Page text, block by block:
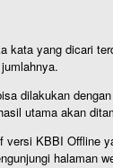
kata yang dicari
dilakukan
utama akan
versi KBBI Offline
halaman